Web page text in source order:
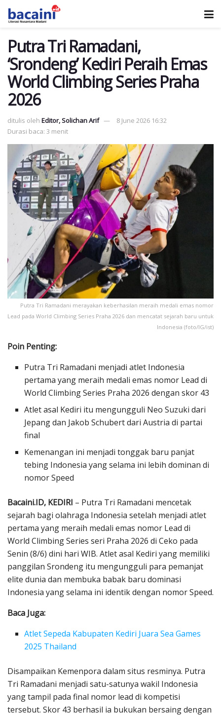
Putra Tri Ramadani,
‘Srondeng’ Kediri Peraih Emas
World Climbing Series Praha
2026
ditulis oleh Editor, Solichan Arif
8 June 2026 16:32
Durasi baca: 3 menit
Putra Tri Ramadani merayakan keberhasilan meraih medali emas nomor
Lead pada World Climbing Series Praha 2026 dan mencatat sejarah baru untuk
Indonesia (foto/IG/ist)
Poin Penting:
Putra Tri Ramadani menjadi atlet Indonesia
pertama yang meraih medali emas nomor Lead di
World Climbing Series Praha 2026 dengan skor 43
Atlet asal Kediri itu mengungguli Neo Suzuki dari
Jepang dan Jakob Schubert dari Austria di partai
final
Kemenangan ini menjadi tonggak baru panjat
tebing Indonesia yang selama ini lebih dominan di
nomor Speed
Bacaini.ID, KEDIRI – Putra Tri Ramadani mencetak
sejarah bagi olahraga Indonesia setelah menjadi atlet
pertama yang meraih medali emas nomor Lead di
World Climbing Series seri Praha 2026 di Ceko pada
Senin (8/6) dini hari WIB. Atlet asal Kediri yang memiliki
panggilan Srondeng itu mengungguli para pemanjat
elite dunia dan membuka babak baru dominasi
Indonesia yang selama ini identik dengan nomor Speed.
Baca Juga:
Atlet Sepeda Kabupaten Kediri Juara Sea Games
2025 Thailand
Disampaikan Kemenpora dalam situs resminya. Putra
Tri Ramadani menjadi satu-satunya wakil Indonesia
yang tampil pada final nomor lead di kompetisi
tersebut. Skor 43 berhasil ia bukukan bersaing dengan